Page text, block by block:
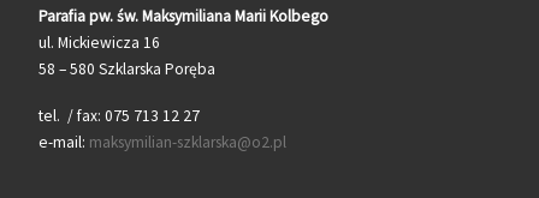
Parafia pw. św. Maksymiliana Marii Kolbego
ul. Mickiewicza 16
58 – 580 Szklarska Poręba
tel. / fax: 075 713 12 27
e-mail: maksymilian-szklarska@o2.pl